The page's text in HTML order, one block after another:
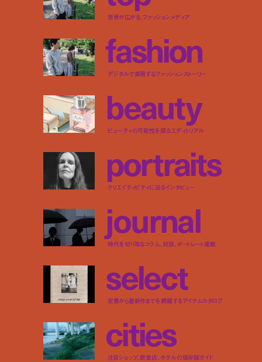
世界が広がる、ファッションメディア
fashion
デジタルで表現するファッションストーリー
beauty
ビューティの可能性を探るエディトリアル
portraits
クリエイティビティに迫るインタビュー
journal
時代を切り取るコラム、対談、ポートレート連載
select
定番から最新作までを網羅するアイテムカタログ
cities
注目ショップ、飲食店、ホテルの保存版ガイド